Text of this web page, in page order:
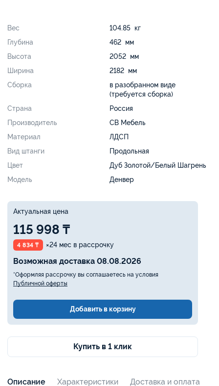
Вес
104.85 кг
Глубина
462 мм
Высота
2052 мм
Ширина
2182 мм
Сборка
в разобранном виде
(требуется сборка)
Страна
Россия
Производитель
СВ Мебель
Материал
ЛДСП
Вид штанги
Продольная
Цвет
Дуб Золотой/Белый Шагрень
Модель
Денвер
Актуальная цена
115 998 ₸
4 834 ₸ ×24 мес в рассрочку
Возможная доставка 08.08.2026
*Оформляя рассрочку вы соглашаетесь на условия
Публичной оферты
Добавить в корзину
Купить в 1 клик
Описание Характеристики Доставка и оплата